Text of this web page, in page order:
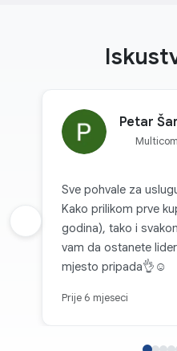
Petar
Sve pohvale za
Kako prilikom prve
godina), tako i
vam da ostanete
mjesto pripada👌☺️
Prije 6 mjeseci
Prethodna recenzija